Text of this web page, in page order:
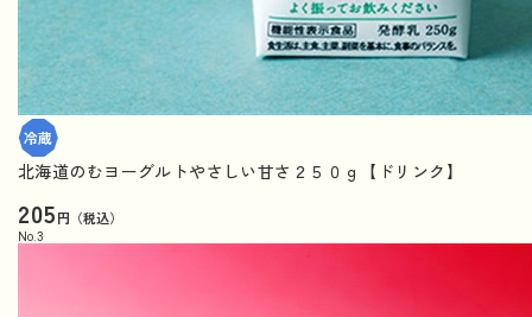
北海道のむヨーグルトやさしい甘さ２５０ｇ【ドリンク】
205円（税込）
No. 3